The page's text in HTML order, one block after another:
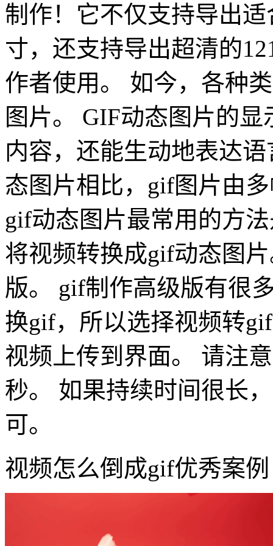
制作！它不仅支持导出
寸，还支持导出超清的
作者使用。 如今，各种
图片。 GIF动态图片的
内容，还能生动地表达
态图片相比，gif图片由
gif动态图片最常用的方
将视频转换成gif动态图
版。 gif制作高级版有很
换gif，所以选择视频转
视频上传到界面。 请注
秒。 如果持续时间很长
可。
视频怎么倒成gif优秀案例